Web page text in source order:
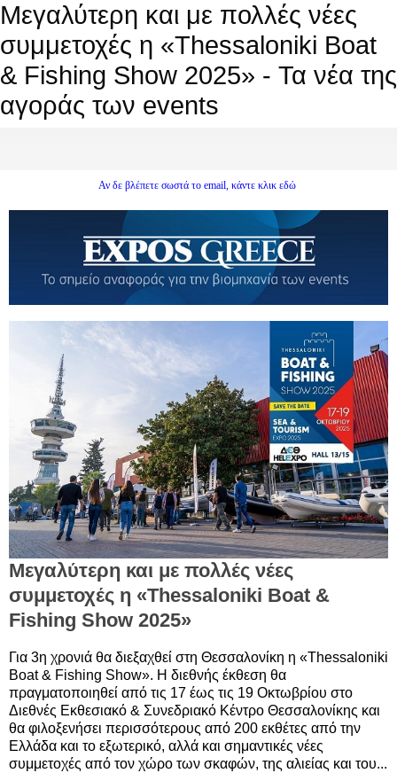
Μεγαλύτερη και με πολλές νέες
συμμετοχές η «Thessaloniki Boat
& Fishing Show 2025» - Τα νέα της
αγοράς των events